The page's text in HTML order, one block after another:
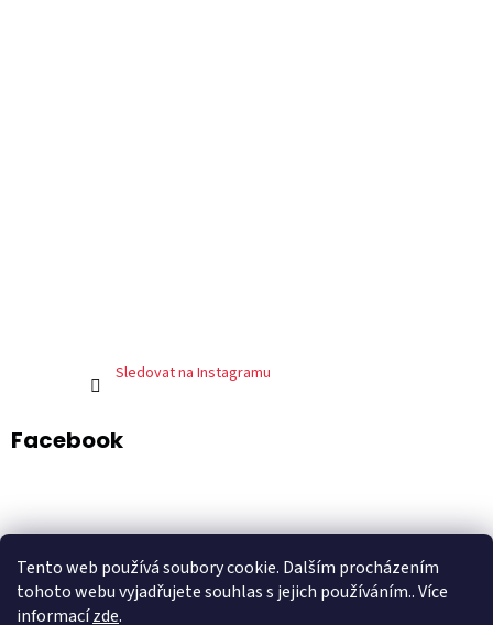
Tento web používá soubory cookie. Dalším procházením
tohoto webu vyjadřujete souhlas s jejich používáním.. Více
informacízde.
Sledovat na Instagramu
Facebook
Shoptet.cz